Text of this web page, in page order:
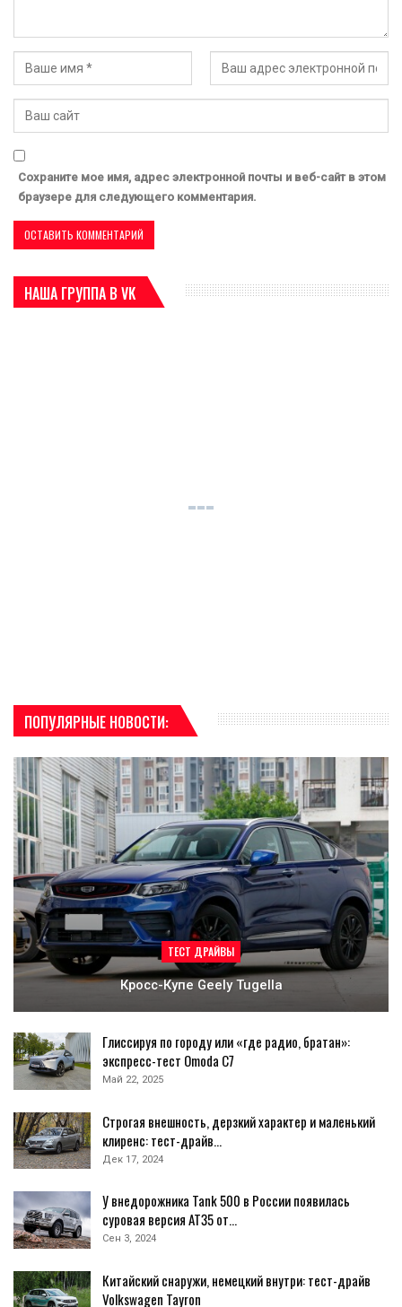
Сохраните мое имя, адрес электронной почты и веб-сайт в этом
браузере для следующего комментария.
НАША ГРУППА В VK
ПОПУЛЯРНЫЕ НОВОСТИ:
ТЕСТ ДРАЙВЫ
Кросс-Купе Geely Tugella
Глиссируя по городу или «где радио, братан»:
экспресс-тест Omoda C7
Май 22, 2025
Строгая внешность, дерзкий характер и маленький
клиренс: тест-драйв…
Дек 17, 2024
У внедорожника Tank 500 в России появилась
суровая версия AT35 от…
Сен 3, 2024
Китайский снаружи, немецкий внутри: тест-драйв
Volkswagen Tayron